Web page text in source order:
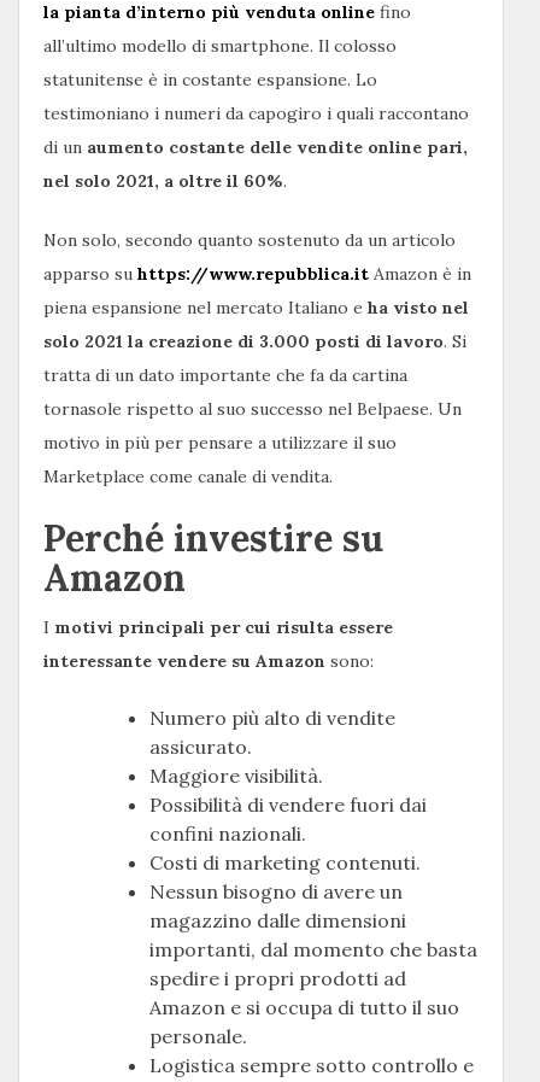
la pianta d’interno più venduta online fino
all’ultimo modello di smartphone. Il colosso
statunitense è in costante espansione. Lo
testimoniano i numeri da capogiro i quali raccontano
di un aumento costante delle vendite online pari,
nel solo 2021, a oltre il 60%.
Non solo, secondo quanto sostenuto da un articolo
apparso su https://www.repubblica.it Amazon è in
piena espansione nel mercato Italiano e ha visto nel
solo 2021 la creazione di 3.000 posti di lavoro. Si
tratta di un dato importante che fa da cartina
tornasole rispetto al suo successo nel Belpaese. Un
motivo in più per pensare a utilizzare il suo
Marketplace come canale di vendita.
Perché investire su
Amazon
I motivi principali per cui risulta essere
interessante vendere su Amazon sono:
Numero più alto di vendite
assicurato.
Maggiore visibilità.
Possibilità di vendere fuori dai
confini nazionali.
Costi di marketing contenuti.
Nessun bisogno di avere un
magazzino dalle dimensioni
importanti, dal momento che basta
spedire i propri prodotti ad
Amazon e si occupa di tutto il suo
personale.
Logistica sempre sotto controllo e